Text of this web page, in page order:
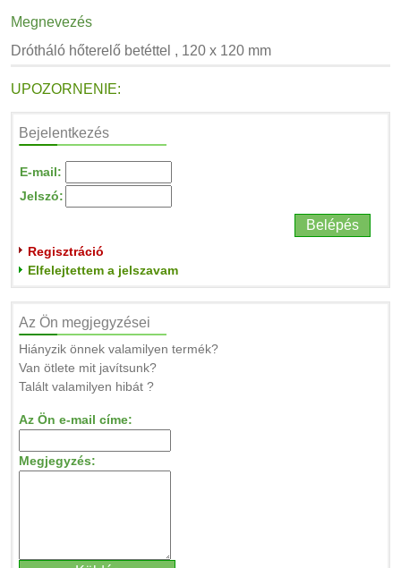
Megnevezés
Drótháló hőterelő betéttel , 120 x 120 mm
UPOZORNENIE:
Bejelentkezés
E-mail:
Jelszó:
Regisztráció
Elfelejtettem a jelszavam
Az Ön megjegyzései
Hiányzik önnek valamilyen termék?
Van ötlete mit javítsunk?
Talált valamilyen hibát ?
Az Ön e-mail címe:
Megjegyzés: